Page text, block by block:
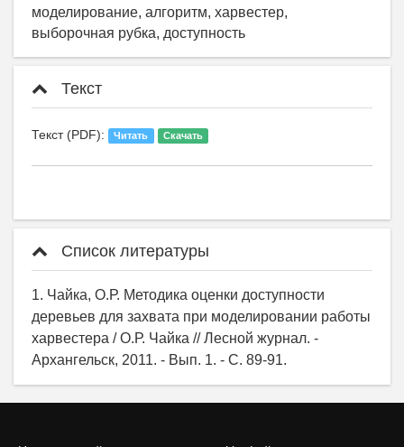
моделирование, алгоритм, харвестер,
выборочная рубка, доступность
Текст
Текст (PDF): Читать Скачать
Список литературы
1. Чайка, О.Р. Методика оценки доступности
деревьев для захвата при моделировании работы
харвестера / О.Р. Чайка // Лесной журнал. -
Архангельск, 2011. - Вып. 1. - С. 89-91.